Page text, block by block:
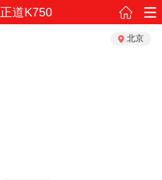
正道K750
北京